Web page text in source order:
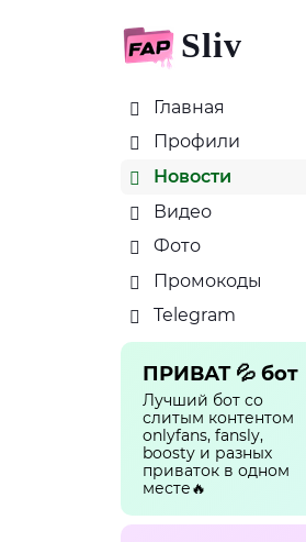
Sliv
Главная
Профили
Новости
Видео
Фото
Промокоды
Telegram
ПРИВАТ 💦 бот
Лучший бот со
слитым контентом
onlyfans, fansly,
boosty и разных
приваток в одном
месте🔥